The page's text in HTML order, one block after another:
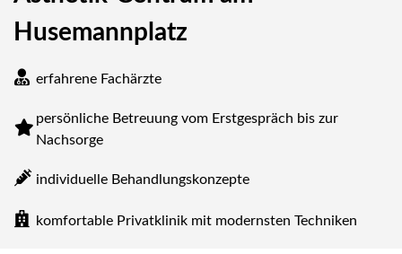
Husemannplatz
erfahrene Fachärzte
persönliche Betreuung vom Erstgespräch bis zur
Nachsorge
individuelle Behandlungskonzepte
komfortable Privatklinik mit modernsten Techniken